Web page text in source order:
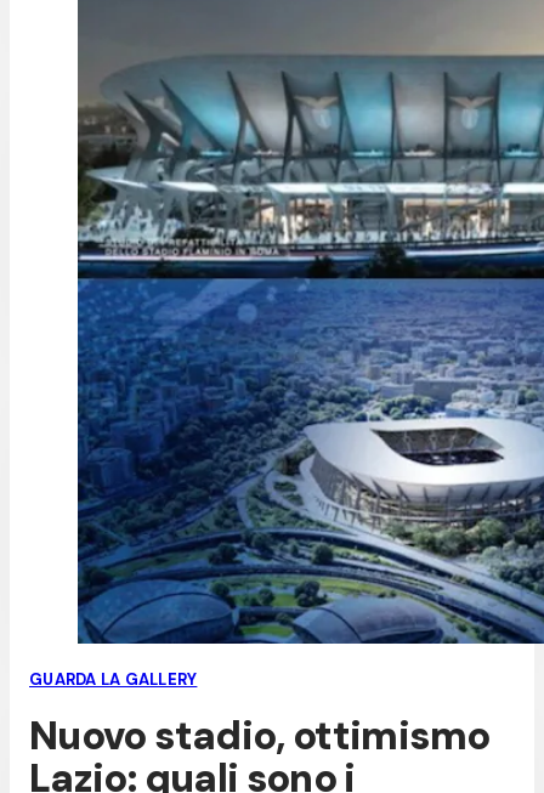
GUARDA LA GALLERY
Nuovo stadio, ottimismo
Lazio: quali sono i